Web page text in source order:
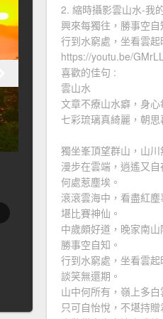
2. 縮時攝影雲山水-我
興來每獨往，勝事空自
行到水窮處，坐看雲起
https://youtu.be/
喜歡的佳句 :
雲山水
文章不療山水癖，身心
七彩琉璃真綺麗，朝思
獨坐峯頂望群山，山川
漫步在雲端，逍遙又自
何處惹塵埃。
滾滾雲海中，看盡紅塵
堪比賽神仙。
中歲頗好道，晚家南山
勝事空自知。
行到水窮處，坐看雲起
談笑無還期。
山中何所有，嶺上多白
只可自怡悅，不堪持贈